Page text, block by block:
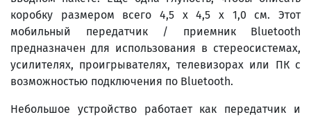
коробку размером всего 4,5 x 4,5 x 1,0 см. Этот
мобильный передатчик / приемник Bluetooth
предназначен для использования в стереосистемах,
усилителях, проигрывателях, телевизорах или ПК с
возможностью подключения по Bluetooth.
Небольшое устройство работает как передатчик и